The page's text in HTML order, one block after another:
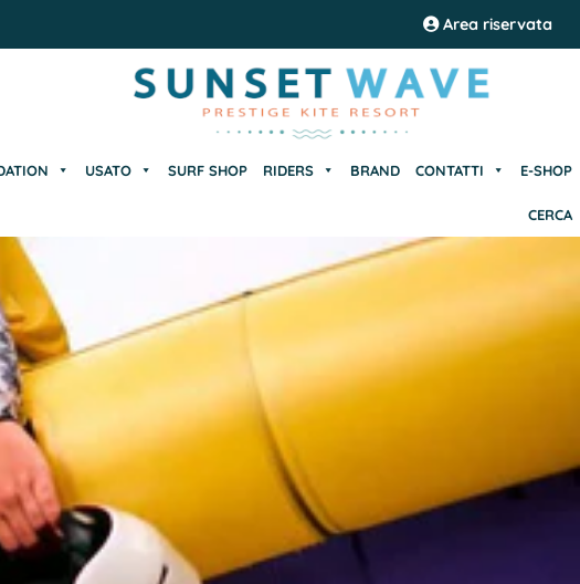
Area riservata
USATO SURF SHOP RIDERS BRAND CONTATTI E-SHOP
CERCA